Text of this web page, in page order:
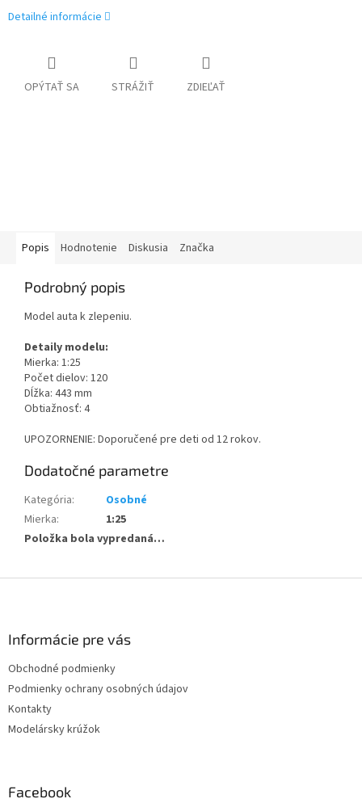
Detailné informácie
OPÝTAŤ SA STRÁŽIŤ ZDIEĽAŤ
Popis Hodnotenie Diskusia Značka
Podrobný popis
Model auta k zlepeniu.
Detaily modelu:
Mierka: 1:25
Počet dielov: 120
Dĺžka: 443 mm
Obtiažnosť: 4
UPOZORNENIE: Doporučené pre deti od 12 rokov.
Dodatočné parametre
Kategória:
Osobné
Mierka:
1:25
Položka bola vypredaná…
Informácie pre vás
Obchodné podmienky
Podmienky ochrany osobných údajov
Kontakty
Modelársky krúžok
Facebook